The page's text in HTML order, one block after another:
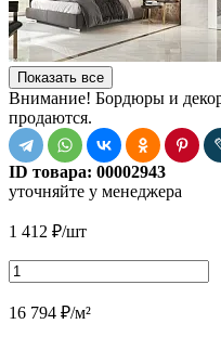
Показать все
Внимание! Бордюры и
продаются.
ID товара: 00002943
уточняйте у менеджера
1 412 ₽/шт
16 794 ₽/м²